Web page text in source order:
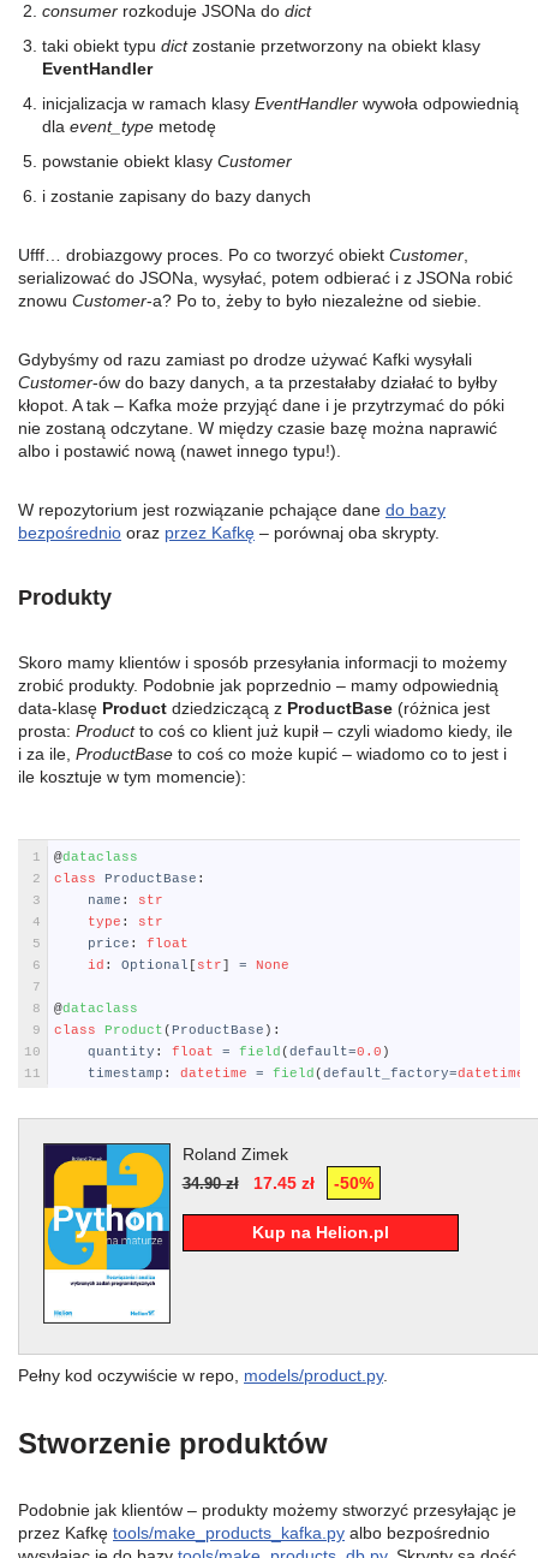
consumer rozkoduje JSONa do dict
taki obiekt typu dictzostanie przetworzony na obiekt klasy
EventHandler
inicjalizacja w ramach klasy EventHandler wywoła odpowiednią
dla event_type metodę
powstanie obiekt klasy Customer
i zostanie zapisany do bazy danych
Ufff… drobiazgowy proces. Po co tworzyć obiekt Customer
serializować do JSONa, wysyłać, potem odbierać i z JSONa robić
znowu Customer-a? Po to, żeby to było niezależne od siebie.
Gdybyśmy od razu zamiast po drodze używać Kafki wysyłali
Customer-ów do bazy danych, a ta przestałaby działać to byłby
kłopot. A tak – Kafka może przyjąć dane i je przytrzymać do póki
nie zostaną odczytane. W między czasie bazę można naprawić
albo i postawić nową (nawet innego typu!).
W repozytorium jest rozwiązanie pchające dane do bazy
bezpośrednio oraz przez Kafkę – porównaj oba skrypty.
Produkty
Skoro mamy klientów i sposób przesyłania informacji to możemy
zrobić produkty. Podobnie jak poprzednio – mamy odpowiednią
data-klasę Product dziedziczącą z ProductBase (różnica jest
prosta: Productto coś co klient już kupił – czyli wiadomo kiedy, ile
i za ile, ProductBase to coś co może kupić – wiadomo co to jest i
ile kosztuje w tym momencie):
1
2
3
4
5
6
7
8
9
10
11
@dataclass
class
ProductBase :
name :
str
type :
str
price :
float
id : Optional [ str] = None
@dataclass
class
Product( ProductBase ) :
quantity : float = field (default=0.0 )
timestamp : datetime = field (default_factory=datetime
Roland Zimek
34.90 zł 17.45 zł -50%
Kup na Helion.pl
Pełny kod oczywiście w repo, models/product.py.
Stworzenie produktów
Podobnie jak klientów – produkty możemy stworzyć przesyłając je
przez Kafkę tools/make_products_kafka.py albo bezpośrednio